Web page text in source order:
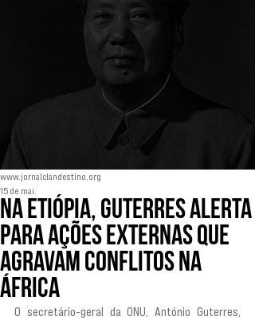
Na Etiópia, Guterres alerta
para ações externas que
agravam conflitos na
África
www.jornalclandestino.org
15 de mai.
O secretário-geral da ONU, António Guterres,